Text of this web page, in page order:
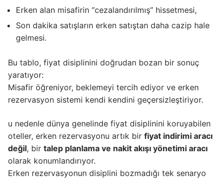
Erken alan misafirin “cezalandırılmış” hissetmesi,
Son dakika satışların erken satıştan daha cazip hale
gelmesi.
Bu tablo, fiyat disiplinini doğrudan bozan bir sonuç
yaratıyor:
Misafir öğreniyor, beklemeyi tercih ediyor ve erken
rezervasyon sistemi kendi kendini geçersizleştiriyor.
u nedenle dünya genelinde fiyat disiplinini koruyabilen
oteller, erken rezervasyonu artık bir fiyat indirimi aracı
değil, bir talep planlama ve nakit akışı yönetimi aracı
olarak konumlandırıyor.
Erken rezervasyonun disiplini bozmadığı tek senaryo